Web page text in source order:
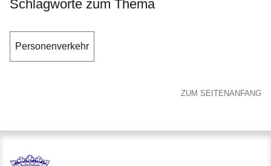
Schlagworte zum Thema
Personenverkehr
ZUM SEITENANFANG